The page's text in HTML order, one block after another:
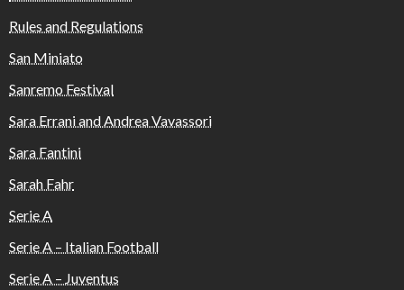
Rules and Regulations
San Miniato
Sanremo Festival
Sara Errani and Andrea Vavassori
Sara Fantini
Sarah Fahr
Serie A
Serie A – Italian Football
Serie A – Juventus